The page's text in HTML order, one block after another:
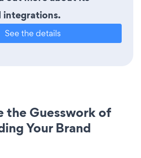
integrations.
See the details
the Guesswork of
Your Brand